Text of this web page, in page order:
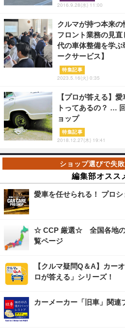
2016.9.28(水) 11:00
クルマが持つ本来
フロント業務の見
代の車体整備を学
ークサービス】
特集記事
2023.5.16(火) 0:35
【プロが答える】
トってあるの？ …
ョップ
特集記事
2018.12.27(木) 19:41
編集部オスス
愛車を任せられる！ プロ
☆ CCP 厳選☆ 全国各地の
覧ページ
【クルマ疑問Q＆A】カー
ロが答える」シリーズ！
カーメーカー「旧車」関連